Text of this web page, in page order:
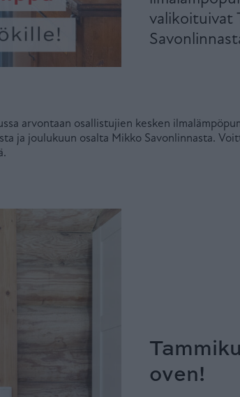
valikoituivat
arvontaan osallistujien kesken
ja joulukuun osalta Mikko Savonlinnasta.
oven!